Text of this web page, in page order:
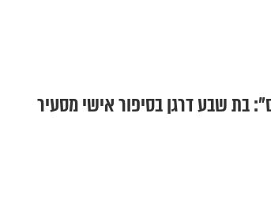
בת שבע דרגן בסיפור אישי מסעיר